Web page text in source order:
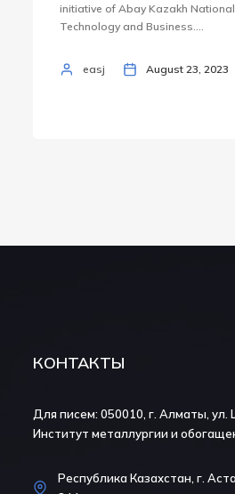
initiative of Abay Kazakh
Technology and Business....
easj August 23, 2023
КОНТАКТЫ
Для писем: 050010, г. Алматы, ул.
Институт металлургии и
Республика Казахстан, г.